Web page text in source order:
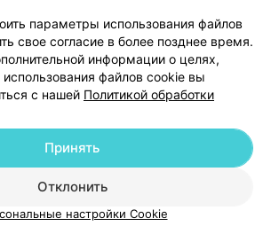
персональных данных
УНП 191700409
| 220012, Республика Беларусь,
Толбухина, 2, пом. 16 | help@103.by
поддержки +375 291212755
параметры использования файлов
свое согласие в более позднее время.
информации о целях,
файлов cookie вы
с нашей Политикой обработки
Отклонить
Принять
настройки Cookie